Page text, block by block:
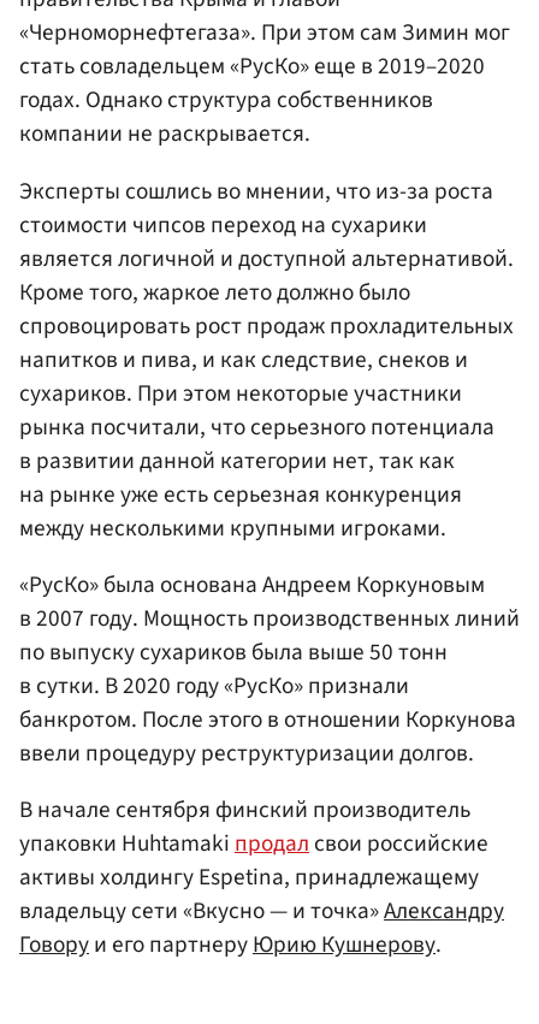
«Черноморнефтегаза». При этом сам Зимин мог
стать совладельцем «РусКо» еще в 2019–2020
годах. Однако структура собственников
компании не раскрывается.
Эксперты сошлись во мнении, что из-за роста
стоимости чипсов переход на сухарики
является логичной и доступной альтернативой.
Кроме того, жаркое лето должно было
спровоцировать рост продаж прохладительных
напитков и пива, и как следствие, снеков и
сухариков. При этом некоторые участники
рынка посчитали, что серьезного потенциала
в развитии данной категории нет, так как
на рынке уже есть серьезная конкуренция
между несколькими крупными игроками.
«РусКо» была основана Андреем Коркуновым
в 2007 году. Мощность производственных линий
по выпуску сухариков была выше 50 тонн
в сутки. В 2020 году «РусКо» признали
банкротом. После этого в отношении Коркунова
ввели процедуру реструктуризации долгов.
В начале сентября финский производитель
упаковки Huhtamakiпродалсвои российские
активы холдингу Espetina, принадлежащему
владельцу сети «Вкусно — и точка»Александру
Говоруи его партнеруЮрию Кушнерову.